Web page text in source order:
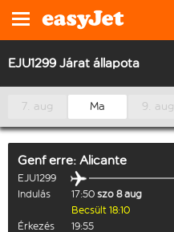
EJU1299 Járat állapota
7. aug Ma 9. aug
Genferre: Alicante
EJU1299
Indulás
17:50 szo 8 aug
Becsült 18:10
Érkezés
19:55